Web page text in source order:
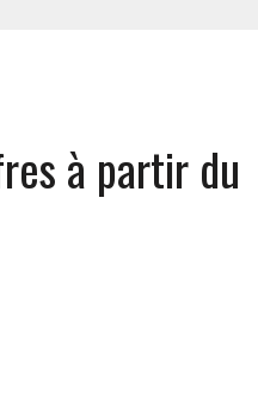
à partir du